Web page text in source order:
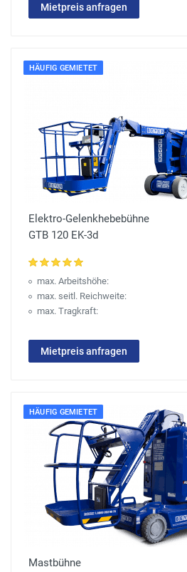
Mietpreis anfragen
HÄUFIG GEMIETET
Elektro-Gelenkhebebühne
GTB 120 EK-3d
max. Arbeitshöhe:
max. seitl. Reichweite:
max. Tragkraft:
Mietpreis anfragen
HÄUFIG GEMIETET
Mastbühne